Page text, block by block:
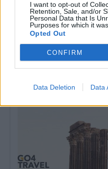
I want to opt-out of
Retention, Sale, and/or
Personal Data that Is
Purposes for which it
Opted Out
CONFIRM
Data Deletion Data
ASAE encerra dois
comercial em Évora
A Autoridade de Segurança
determinou a suspensão da
8 Agosto, 2026 - 00:31